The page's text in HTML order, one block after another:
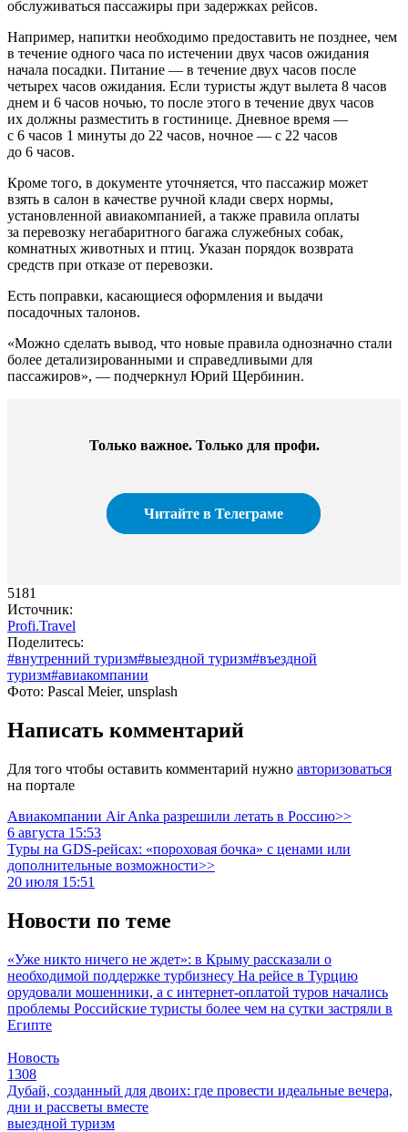
обслуживаться пассажиры при задержках рейсов.
Например, напитки необходимо предоставить не позднее, чем
в течение одного часа по истечении двух часов ожидания
начала посадки. Питание — в течение двух часов после
четырех часов ожидания. Если туристы ждут вылета 8 часов
днем и 6 часов ночью, то после этого в течение двух часов
их должны разместить в гостинице. Дневное время —
с 6 часов 1 минуты до 22 часов, ночное — с 22 часов
до 6 часов.
Кроме того, в документе уточняется, что пассажир может
взять в салон в качестве ручной клади сверх нормы,
установленной авиакомпанией, а также правила оплаты
за перевозку негабаритного багажа служебных собак,
комнатных животных и птиц. Указан порядок возврата
средств при отказе от перевозки.
Есть поправки, касающиеся оформления и выдачи
посадочных талонов.
«Можно сделать вывод, что новые правила однозначно стали
более детализированными и справедливыми для
пассажиров», — подчеркнул Юрий Щербинин.
Только важное. Только для профи.
Читайте в Телеграме
5181
Источник:
Profi.Travel
Поделитесь:
#внутренний туризм#выездной туризм#въездной
туризм#авиакомпании
Фото: Pascal Meier, unsplash
Написать комментарий
Для того чтобы оставить комментарий нужно авторизоваться
на портале
Авиакомпании Air Anka разрешили летать в Россию>>
6 августа 15:53
Туры на GDS-рейсах: «пороховая бочка» с ценами или
дополнительные возможности>>
20 июля 15:51
Новости по теме
«Уже никто ничего не ждет»: в Крыму рассказали о
необходимой поддержке турбизнесу На рейсе в Турцию
орудовали мошенники, а с интернет-оплатой туров начались
проблемы Российские туристы более чем на сутки застряли в
Египте
Новость
1308
Дубай, созданный для двоих: где провести идеальные вечера,
дни и рассветы вместе
выездной туризм